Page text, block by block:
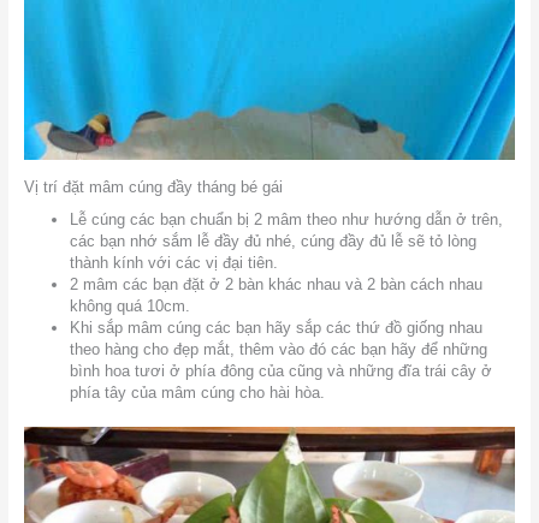
Vị trí đặt mâm cúng đầy tháng bé gái
Lễ cúng các bạn chuẩn bị 2 mâm theo như hướng dẫn ở trên,
các bạn nhớ sắm lễ đầy đủ nhé, cúng đầy đủ lễ sẽ tỏ lòng
thành kính với các vị đại tiên.
2 mâm các bạn đặt ở 2 bàn khác nhau và 2 bàn cách nhau
không quá 10cm.
Khi sắp mâm cúng các bạn hãy sắp các thứ đồ giống nhau
theo hàng cho đẹp mắt, thêm vào đó các bạn hãy để những
bình hoa tươi ở phía đông của cũng và những đĩa trái cây ở
phía tây của mâm cúng cho hài hòa.